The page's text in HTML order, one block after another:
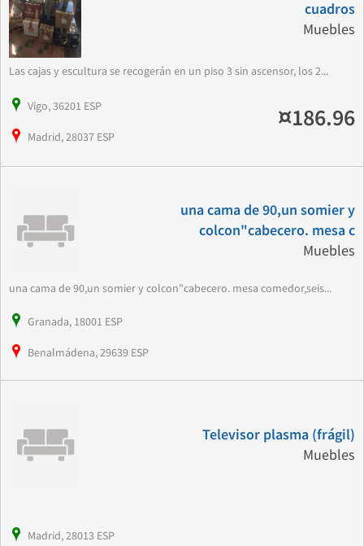
cuadros
Muebles
Las cajas y escultura se recogerán en un piso 3 sin ascensor, los 2...
Vigo, 36201 ESP
Madrid, 28037 ESP
¤186.96
una cama de 90,un somier y
colcon"cabecero. mesa c
Muebles
una cama de 90,un somier y colcon"cabecero. mesa comedor,seis...
Granada, 18001 ESP
Benalmádena, 29639 ESP
Televisor plasma (frágil)
Muebles
Madrid, 28013 ESP